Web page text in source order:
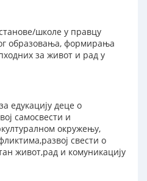
школе у правцу
образовања, формирања
за живот и рад у
едукацију деце о
самосвести и
окружењу,
свести о
живот,рад и комуникацију